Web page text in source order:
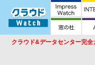
クラウド&データセンター完全